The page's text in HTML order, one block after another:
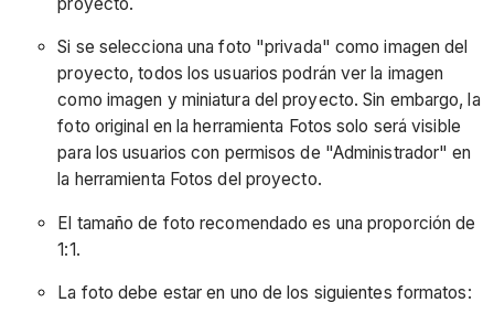
Si se selecciona una foto "privada" como imagen del
proyecto, todos los usuarios podrán ver la imagen
como imagen y miniatura del proyecto. Sin embargo, la
foto original en la herramienta Fotos solo será visible
para los usuarios con permisos de "Administrador" en
la herramienta Fotos del proyecto.
El tamaño de foto recomendado es una proporción de
1:1.
La foto debe estar en uno de los siguientes formatos: